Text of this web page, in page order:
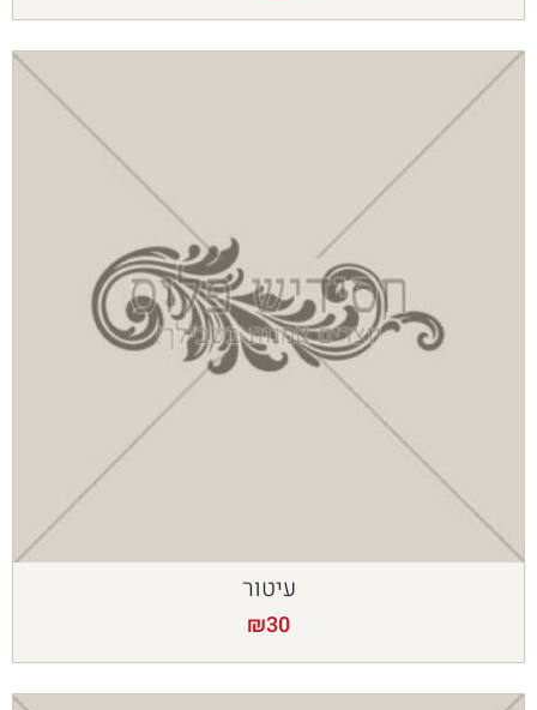
עיטור
₪30